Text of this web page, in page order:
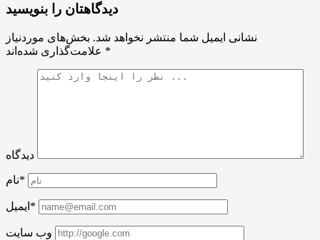
دیدگاهتان را بنویسید
نشانی ایمیل شما منتشر نخواهد شد. بخش‌های موردنیاز
*
دیدگاه
نام*
ایمیل*
وب سایت